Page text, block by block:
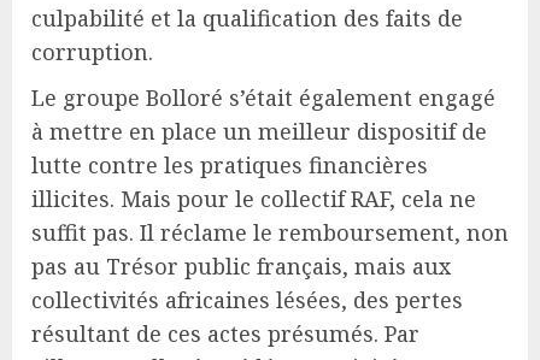
culpabilité et la qualification des faits de
corruption.
Le groupe Bolloré s’était également engagé
à mettre en place un meilleur dispositif de
lutte contre les pratiques financières
illicites. Mais pour le collectif RAF, cela ne
suffit pas. Il réclame le remboursement, non
pas au Trésor public français, mais aux
collectivités africaines lésées, des pertes
résultant de ces actes présumés. Par